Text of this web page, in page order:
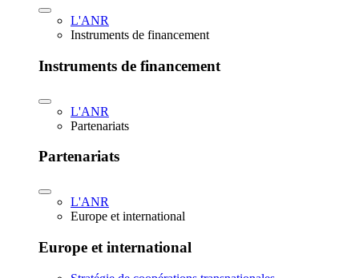
L'ANR
Instruments de financement
Instruments de financement
L'ANR
Partenariats
Partenariats
L'ANR
Europe et international
Europe et international